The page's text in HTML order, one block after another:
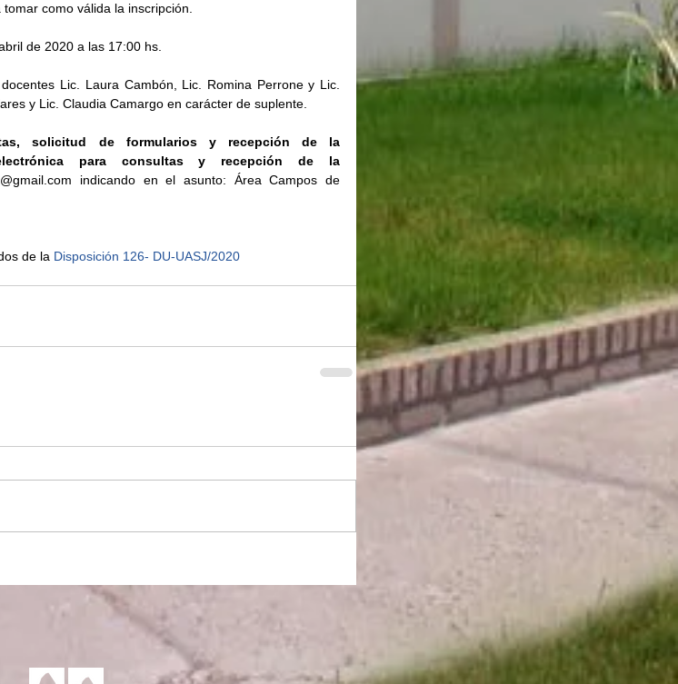
como válida la inscripción.
de 2020 a las 17:00 hs.
Lic. Laura Cambón, Lic. Romina Perrone y Lic.
y Lic. Claudia Camargo en carácter de suplente.
solicitud de formularios y recepción de la
electrónica para consultas y recepción de la
indicando en el asunto: Área Campos de
de la Disposición 126- DU-UASJ/2020